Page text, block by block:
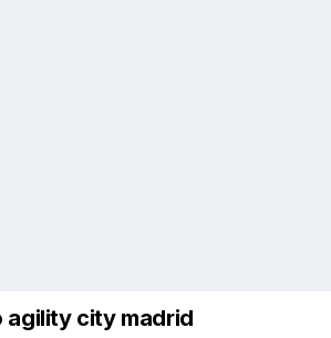
agility city madrid